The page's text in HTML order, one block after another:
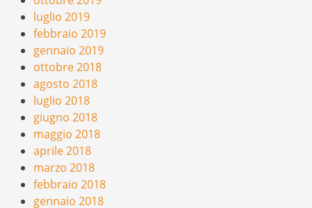
luglio 2019
febbraio 2019
gennaio 2019
ottobre 2018
agosto 2018
luglio 2018
giugno 2018
maggio 2018
aprile 2018
marzo 2018
febbraio 2018
gennaio 2018